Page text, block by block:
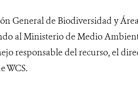
General de Biodiversidad y
al Ministerio de Medio
responsable del recurso, el
WCS.